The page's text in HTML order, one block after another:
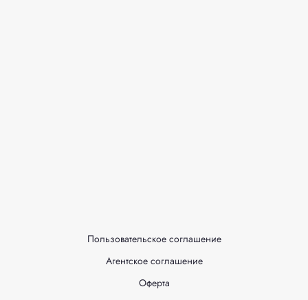
Пользовательское соглашение
Агентское соглашение
Оферта